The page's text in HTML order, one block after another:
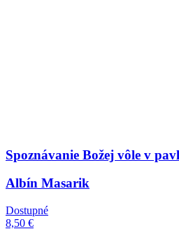
Spoznávanie Božej vôle v
Albín Masarik
Dostupné
8,50 €